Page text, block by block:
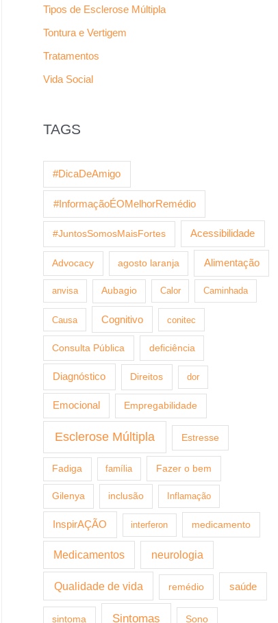
Tipos de Esclerose Múltipla
Tontura e Vertigem
Tratamentos
Vida Social
TAGS
#DicaDeAmigo
#InformaçãoÉOMelhorRemédio
#JuntosSomosMaisFortes Acessibilidade
Advocacy agosto laranja Alimentação
anvisa Aubagio Calor Caminhada
Causa Cognitivo conitec
Consulta Pública deficiência
Diagnóstico Direitos dor
Emocional Empregabilidade
Esclerose Múltipla Estresse
Fadiga família Fazer o bem
Gilenya inclusão Inflamação
InspirAÇÃO interferon medicamento
Medicamentos neurologia
Qualidade de vida remédio saúde
sintoma Sintomas Sono